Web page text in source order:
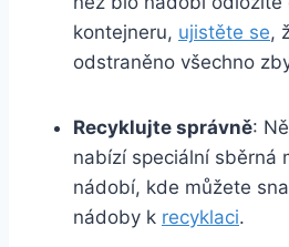
kontejneru,‌ ujistěte se,‌
odstraněno všechno
Recyklujte správně:
nabízí speciální sběrná
nádobí,​ kde můžete⁤
nádoby k recyklaci.